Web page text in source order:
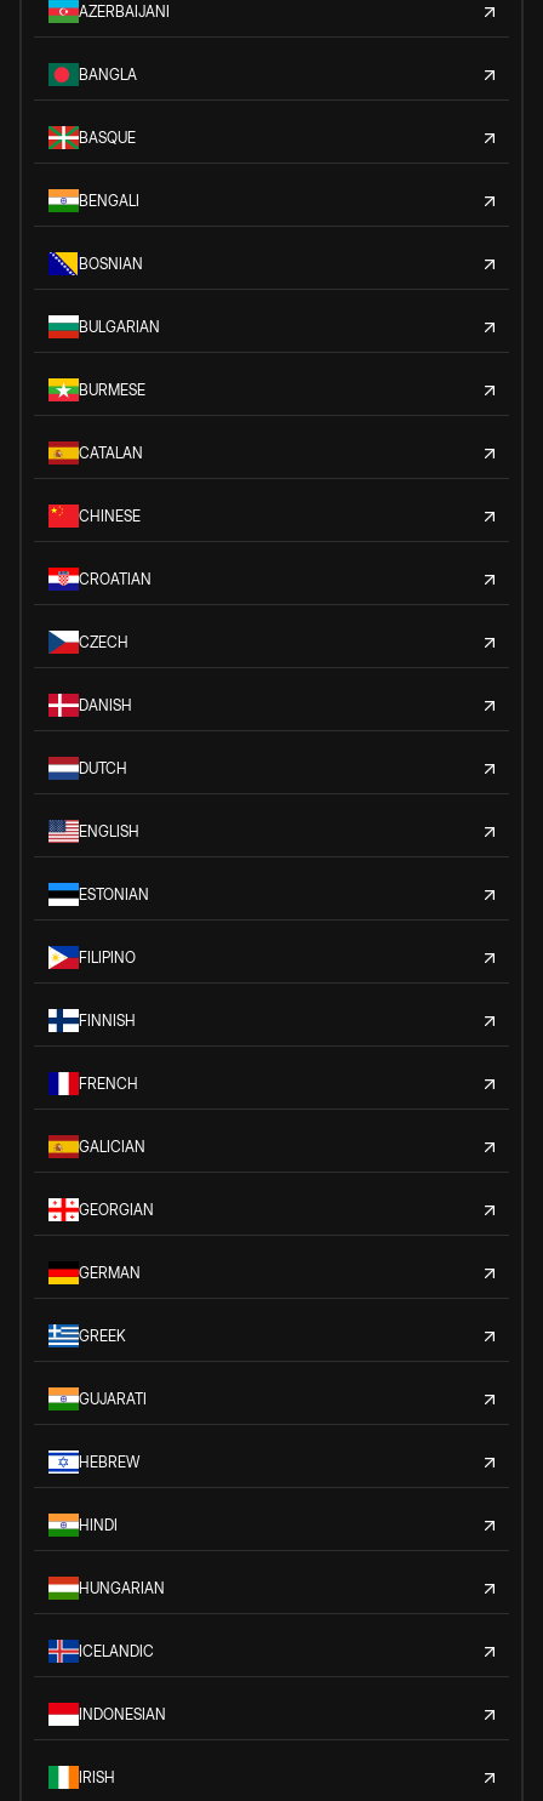
AZERBAIJANI
BANGLA
BASQUE
BENGALI
BOSNIAN
BULGARIAN
BURMESE
CATALAN
CHINESE
CROATIAN
CZECH
DANISH
DUTCH
ENGLISH
ESTONIAN
FILIPINO
FINNISH
FRENCH
GALICIAN
GEORGIAN
GERMAN
GREEK
GUJARATI
HEBREW
HINDI
HUNGARIAN
ICELANDIC
INDONESIAN
IRISH